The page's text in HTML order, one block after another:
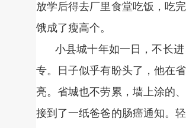
放学后得去厂里食堂吃饭，吃
饿成了瘦高个。
小县城十年如一日，不长
专。日子似乎有盼头了，他在
亮。省城也不劳累，墙上涂的
接到了一纸爸爸的肠癌通知。